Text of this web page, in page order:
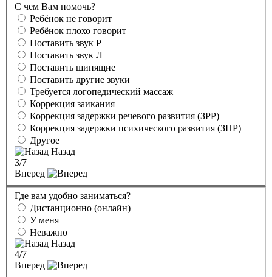
С чем Вам помочь?
Ребёнок не говорит
Ребёнок плохо говорит
Поставить звук Р
Поставить звук Л
Поставить шипящие
Поставить другие звуки
Требуется логопедический массаж
Коррекция заикания
Коррекция задержки речевого развития (ЗРР)
Коррекция задержки психического развития (ЗПР)
Другое
Назад
3/7
Вперед
Где вам удобно заниматься?
Дистанционно (онлайн)
У меня
Неважно
Назад
4/7
Вперед